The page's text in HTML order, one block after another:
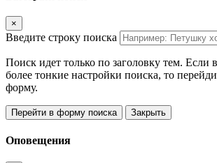
×
Введите строку поиска
Поиск идет только по заголовку тем. Если
более тонкие настройки поиска, то
форму.
Перейти в форму поиска Закрыть
Оповещения